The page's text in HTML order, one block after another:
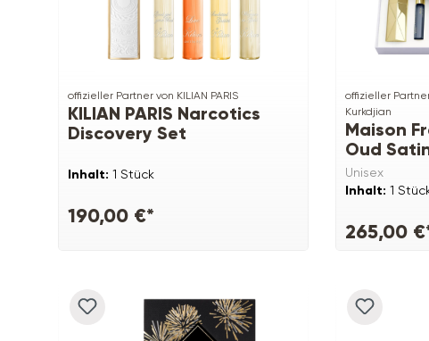
offizieller Partner von KILIAN PARIS
KILIAN PARIS Narcotics
Discovery Set
Inhalt: 1 Stück
190,00 €*
offizieller
Kurkdjian
Maison
Oud
Set
Unisex
Inhalt: 1
265,00